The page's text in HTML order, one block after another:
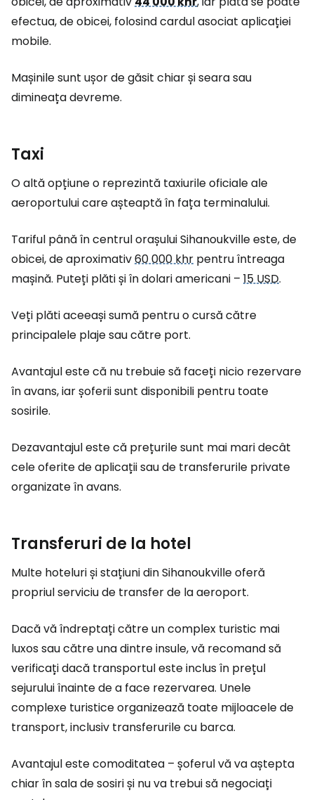
efectua, de obicei, folosind cardul asociat aplicației
mobile.
Mașinile sunt ușor de găsit chiar și seara sau
dimineața devreme.
Taxi
O altă opțiune o reprezintă taxiurile oficiale ale
aeroportului care așteaptă în fața terminalului.
Tariful până în centrul orașului Sihanoukville este, de
obicei, de aproximativ60 000 khr pentru întreaga
mașină. Puteți plăti și în dolari americani – 15 USD.
Veți plăti aceeași sumă pentru o cursă către
principalele plaje sau către port.
Avantajul este că nu trebuie să faceți nicio rezervare
în avans, iar șoferii sunt disponibili pentru toate
sosirile.
Dezavantajul este că prețurile sunt mai mari decât
cele oferite de aplicații sau de transferurile private
organizate în avans.
Transferuri de la hotel
Multe hoteluri și stațiuni din Sihanoukville oferă
propriul serviciu de transfer de la aeroport.
Dacă vă îndreptați către un complex turistic mai
luxos sau către una dintre insule, vă recomand să
verificați dacă transportul este inclus în prețul
sejurului înainte de a face rezervarea. Unele
complexe turistice organizează toate mijloacele de
transport, inclusiv transferurile cu barca.
Avantajul este comoditatea – șoferul vă va aștepta
chiar în sala de sosiri și nu va trebui să negociați